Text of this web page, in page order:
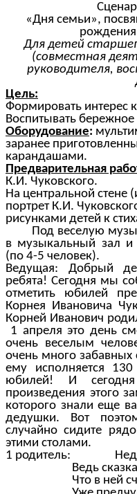
«Дня семьи»,
рождения
Для детей
(совместная
руководителя,
Цель:
Формировать интерес
Воспитывать
Оборудование:
заранее
карандашами.
Предварительная
К.И. Чуковского.
На центральной стене
портрет К.И.
рисунками детей к
Под веселую
в музыкальный зал и
(по 4-5 человек).
Ведущая: Добрый
ребята! Сегодня мы
отметить юбилей
Корнея Ивановича
Корней Иванович
1 апреля это день
очень веселым
очень много забавных
ему исполняется
юбилей! И
произведения этого
которого знали еще
дедушки. Вот
случайно сидите
этими столами.
1 родитель:
Ведь сказка
Что в ней